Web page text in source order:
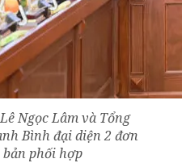
Ngọc Lâm và Tổng
Bình đại diện 2 đơn
phối hợp